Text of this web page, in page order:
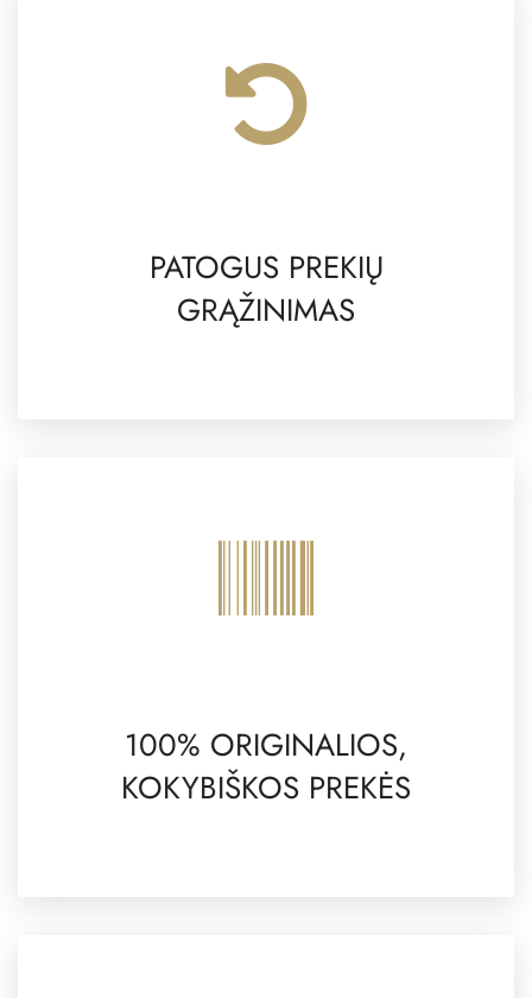
PATOGUS PREKIŲ
GRĄŽINIMAS
100% ORIGINALIOS,
KOKYBIŠKOS PREKĖS